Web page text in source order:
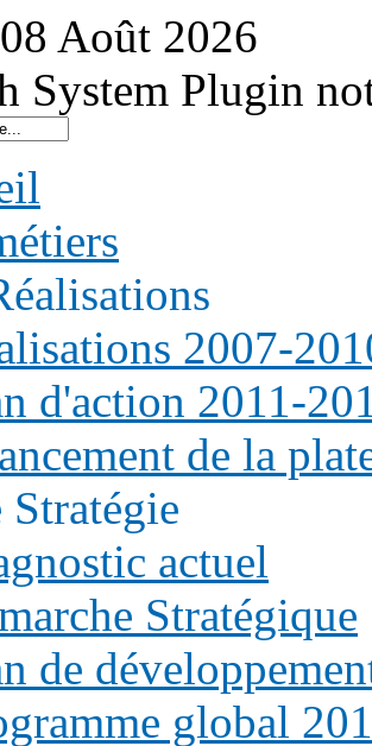
08 Août 2026
System Plugin
2007-
d'action 2011-
de la
actuel
Stratégique
de
global